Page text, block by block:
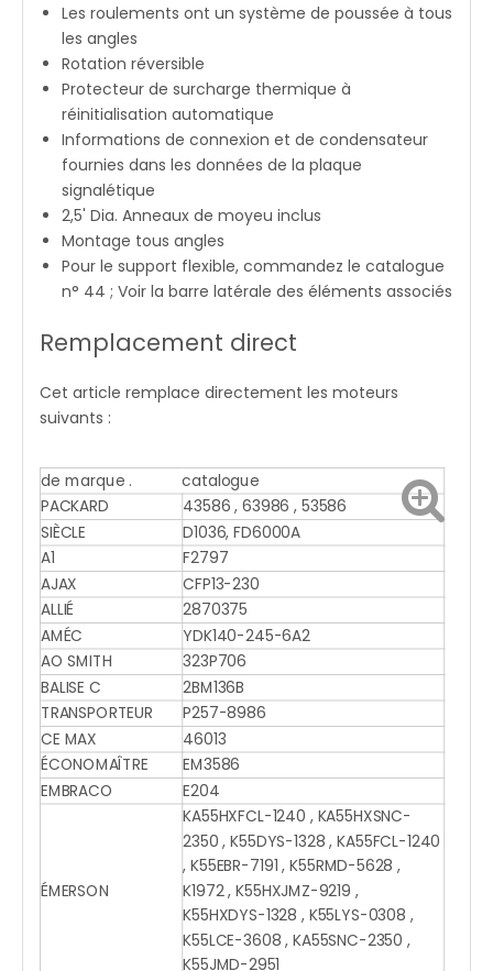
Les roulements ont un système de poussée à tous
les angles
Rotation réversible
Protecteur de surcharge thermique à
réinitialisation automatique
Informations de connexion et de condensateur
fournies dans les données de la plaque
signalétique
2,5' Dia. Anneaux de moyeu inclus
Montage tous angles
Pour le support flexible, commandez le catalogue
n° 44 ; Voir la barre latérale des éléments associés
Remplacement direct
Cet article remplace directement les moteurs
suivants :
de marque .
catalogue
PACKARD
43586 , 63986 , 53586
SIÈCLE D1036, FD6000A
A1
F2797
AJAX
CFP13-230
ALLIÉ
2870375
AMÉC
YDK140-245-6A2
AO SMITH 323P706
BALISE C
2BM136B
TRANSPORTEUR
P257-8986
CE MAX
46013
ÉCONOMAÎTRE
EM3586
EMBRACO
E204
ÉMERSON
KA55HXFCL-1240 , KA55HXSNC-
2350 , K55DYS-1328 , KA55FCL-1240
, K55EBR-7191 , K55RMD-5628 ,
K1972 , K55HXJMZ-9219 ,
K55HXDYS-1328 , K55LYS-0308 ,
K55LCE-3608 , KA55SNC-2350 ,
K55JMD-2951